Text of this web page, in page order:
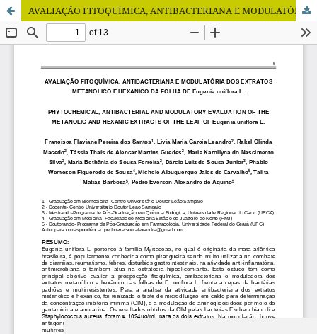
AVALIAÇÃO FITOQUÍMICA, ANTIBACTERIANA E MODULATÓRIA DOS EXTRATOS METANÓLICO E HEXÂNICO DA FOLHA DE Eugenia uniflora L.